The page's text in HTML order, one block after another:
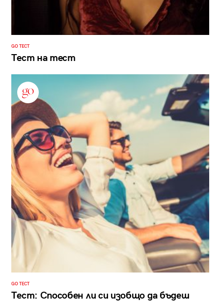
GO ТЕСТ
Тест на тест
GO ТЕСТ
Тест: Способен ли си изобщо да бъдеш